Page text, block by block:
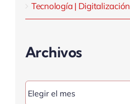
Tecnología | Digitalización
Archivos
Archivos